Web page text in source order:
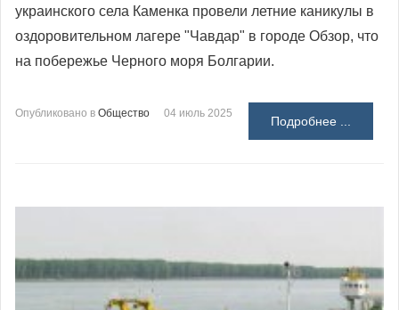
украинского села Каменка провели летние каникулы в
оздоровительном лагере "Чавдар" в городе Обзор, что
на побережье Черного моря Болгарии.
Опубликовано в Общество 04 июль 2025
Подробнее ...